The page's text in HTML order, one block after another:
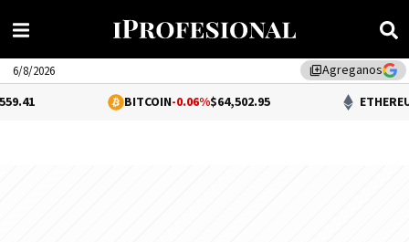
library_addAgreganos
6/8/2026
-0.06%$64,502.95 ETHEREUM0.02%